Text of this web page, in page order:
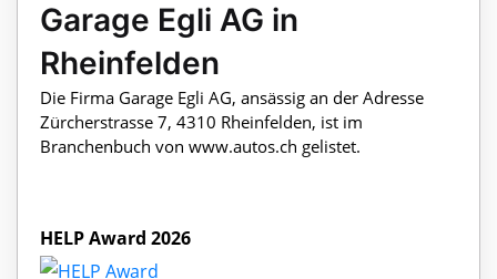
Garage Egli AG in
Rheinfelden
Die Firma Garage Egli AG, ansässig an der Adresse
Zürcherstrasse 7, 4310 Rheinfelden, ist im
Branchenbuch von www.autos.ch gelistet.
HELP Award 2026